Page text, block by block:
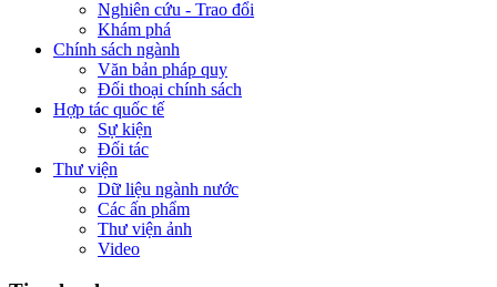
Nghiên cứu - Trao đổi
Khám phá
Chính sách ngành
Văn bản pháp quy
Đối thoại chính sách
Hợp tác quốc tế
Sự kiện
Đối tác
Thư viện
Dữ liệu ngành nước
Các ấn phẩm
Thư viện ảnh
Video